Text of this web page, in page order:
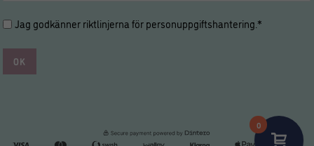
Hantering
personuppgifter
*
Jag godkänner riktlinjerna förpersonuppgiftshantering.*
0